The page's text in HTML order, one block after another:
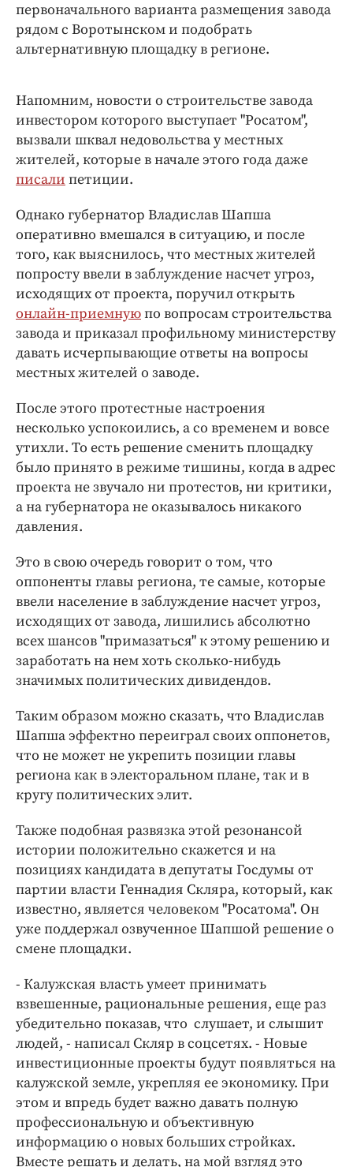
первоначального варианта размещения завода
рядом с Воротынском и подобрать
альтернативную площадку в регионе.
Напомним, новости о строительстве завода
инвестором которого выступает "Росатом",
вызвали шквал недовольства у местных
жителей, которые в начале этого года даже
писали петиции.
Однако губернатор Владислав Шапша
оперативно вмешался в ситуацию, и после
того, как выяснилось, что местных жителей
попросту ввели в заблуждение насчет угроз,
исходящих от проекта, поручил открыть
онлайн-приемнуюпо вопросам строительства
завода и приказал профильному министерству
давать исчерпывающие ответы на вопросы
местных жителей о заводе.
После этого протестные настроения
несколько успокоились, а со временем и вовсе
утихли. То есть решение сменить площадку
было принято в режиме тишины, когда в адрес
проекта не звучало ни протестов, ни критики,
а на губернатора не оказывалось никакого
давления.
Это в свою очередь говорит о том, что
оппоненты главы региона, те самые, которые
ввели население в заблуждение насчет угроз,
исходящих от завода, лишились абсолютно
всех шансов "примазаться" к этому решению и
заработать на нем хоть сколько-нибудь
значимых политических дивидендов.
Таким образом можно сказать, что Владислав
Шапша эффектно переиграл своих оппонетов,
что не может не укрепить позиции главы
региона как в электоральном плане, так и в
кругу политических элит.
Также подобная развязка этой резонансой
истории положительно скажется и на
позициях кандидата в депутаты Госдумы от
партии власти Геннадия Скляра, который, как
известно, является человеком "Росатома". Он
уже поддержал озвученное Шапшой решение о
смене площадки.
- Калужская власть умеет принимать
взвешенные, рациональные решения, еще раз
убедительно показав, что слушает, и слышит
людей, - написал Скляр в соцсетях. - Новые
инвестиционные проекты будут появляться на
калужской земле, укрепляя ее экономику. При
этом и впредь будет важно давать полную
профессиональную и объективную
информацию о новых больших стройках.
Вместе решать и делать, на мой взгляд это